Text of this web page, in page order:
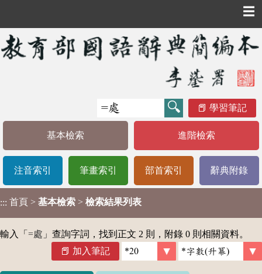
☰
學習筆記
基本檢索 進階檢索
注音索引 筆畫索引 部首索引 辭典附錄
::: 首頁 > 基本檢索 > 檢索結果列表
輸入「 =處 」查詢字詞，找到正文 2 則，附錄 0 則相關資料。
加入筆記